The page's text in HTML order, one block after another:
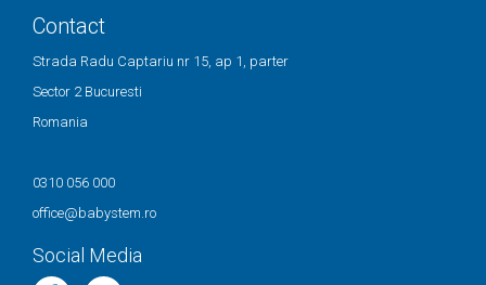
Contact
Strada Radu Captariu nr 15, ap 1, parter
Sector 2 Bucuresti
Romania
0310 056 000
office@babystem.ro
Social Media